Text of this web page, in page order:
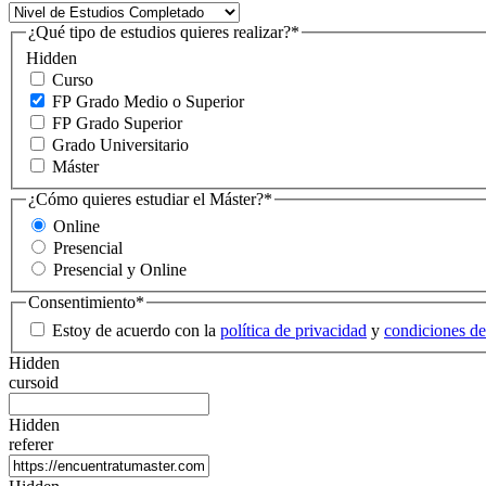
Hidden
¿Qué tipo de estudios quieres realizar?*
Curso
FP Grado Medio o Superior
FP Grado Superior
Grado Universitario
Máster
¿Cómo quieres estudiar el Máster?*
Online
Presencial
Presencial y Online
Consentimiento*
Estoy de acuerdo con la política de privacidad y condiciones
Hidden
cursoid
Hidden
referer